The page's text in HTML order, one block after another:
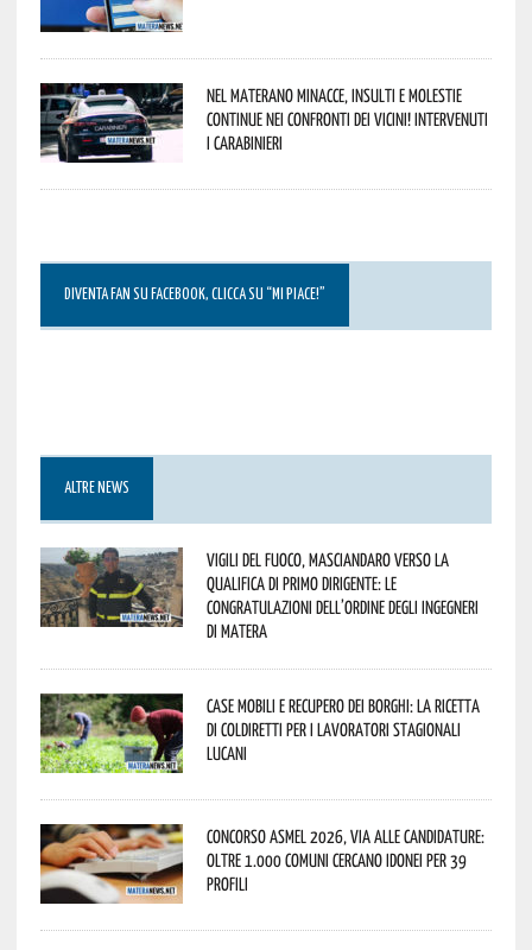
Nel materano minacce, insulti e molestie
continue nei confronti dei vicini! Intervenuti
i Carabinieri
DIVENTA FAN SU FACEBOOK, CLICCA SU “MI PIACE!”
ALTRE NEWS
Vigili del Fuoco, Masciandaro verso la
qualifica di Primo Dirigente: le
congratulazioni dell’Ordine degli Ingegneri
di Matera
Case mobili e recupero dei borghi: la ricetta
di Coldiretti per i lavoratori stagionali
lucani
Concorso Asmel 2026, via alle candidature:
oltre 1.000 Comuni cercano idonei per 39
profili